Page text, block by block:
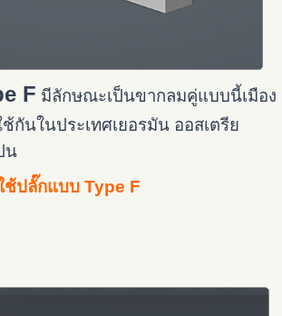
F มีลักษณะเป็นขากลมคู่แบบนี้เมือง
กันในประเทศเยอรมัน ออสเตรีย
น
ช้ปลั๊กแบบ Type F